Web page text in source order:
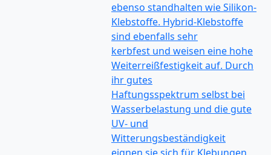
ebenso standhalten wie Silikon-
Klebstoffe. Hybrid-Klebstoffe
sind ebenfalls sehr
kerbfest und weisen eine hohe
Weiterreißfestigkeit auf. Durch
ihr gutes
Haftungsspektrum selbst bei
Wasserbelastung und die gute
UV- und
Witterungsbeständigkeit